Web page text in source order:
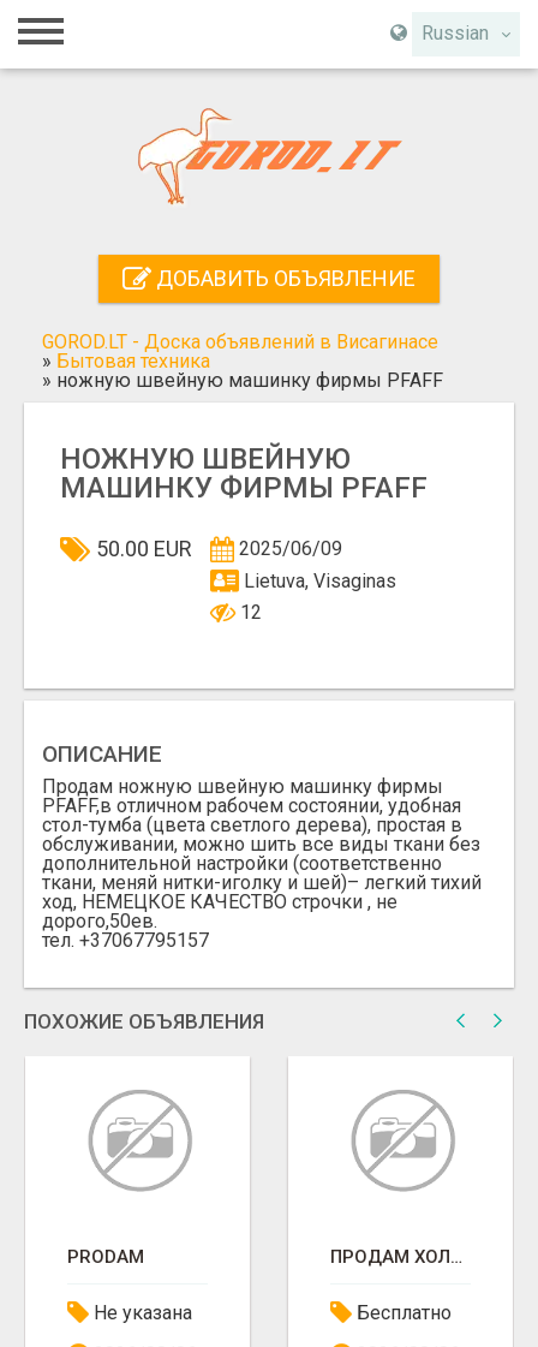
Russian
Главная
Регистрация
Поиск
ДОБАВИТЬ ОБЪЯВЛЕНИЕ
GOROD.LT - Доска объявлений в Висагинасе
» Бытовая техника
» ножную швейную машинку фирмы PFAFF
НОЖНУЮ ШВЕЙНУЮ
МАШИНКУ ФИРМЫ PFAFF
50.00 EUR
2025/06/09
Lietuva, Visaginas
12
ОПИСАНИЕ
Продам ножную швейную машинку фирмы
PFAFF,в отличном рабочем состоянии, удобная
стол-тумба (цвета светлого дерева), простая в
обслуживании, можно шить все виды ткани без
дополнительной настройки (соответственно
ткани, меняй нитки-иголку и шей)– легкий тихий
ход, НЕМЕЦКОЕ КАЧЕСТВО строчки , не
дорого,50ев.
тел. +37067795157
ПОХОЖИЕ ОБЪЯВЛЕНИЯ
PRODAM
Не указана
ПРОДАМ ХОЛОДИЛЬНИК
Бесплатно